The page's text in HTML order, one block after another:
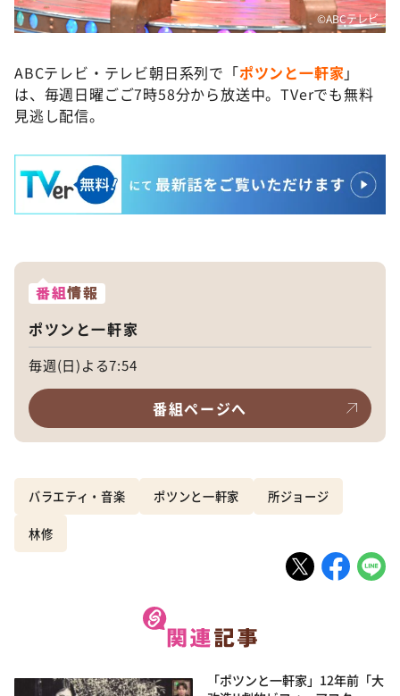
©️ABCテレビ
ABCテレビ・テレビ朝日系列で「ポツンと一軒家」
は、毎週日曜ごご7時58分から放送中。TVerでも無料
見逃し配信。
番組情報
ポツンと一軒家
毎週(日)よる7:54
番組ページへ
バラエティ・音楽 ポツンと一軒家 所ジョージ
林修
「ポツンと一軒家」12年前「大